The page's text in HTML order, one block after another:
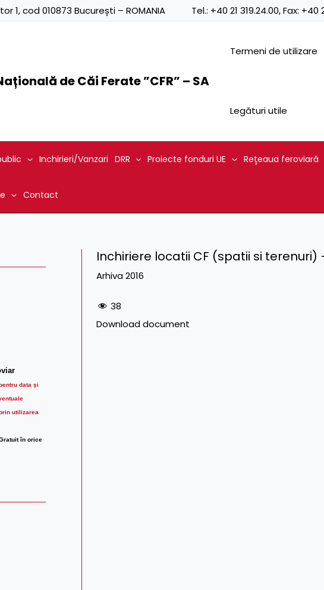
1, cod 010873 București – ROMANIA Tel.: +40 21 319.24.00, Fax: +40
de Căi Ferate ”CFR” – SA
Termeni de utilizare
Legături utile
Inchirieri/Vanzari DRR Proiecte fonduri UE Reţeaua feroviară
Contact
data şi
utilizarea
în orice
Inchiriere locatii CF (spatii si terenuri)
Arhiva 2016
38
Download document